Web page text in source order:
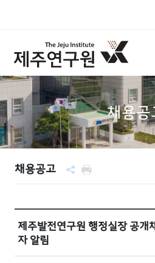
채용공
채용공고
제주발전연구원 행정실장 공개
자 알림